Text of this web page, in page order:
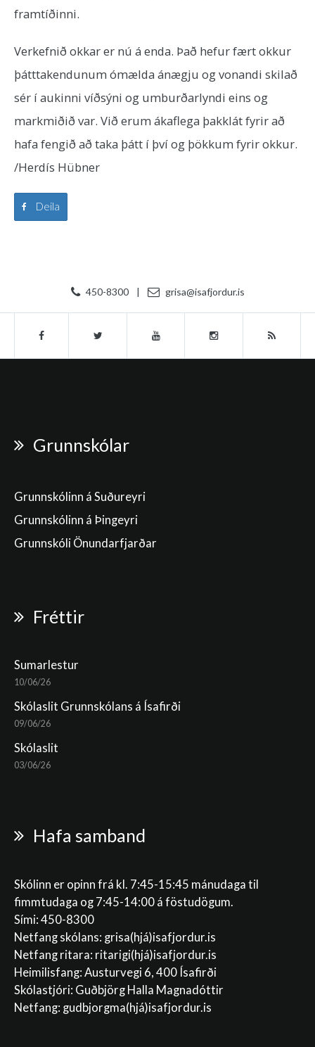
framtíðinni.
Verkefnið okkar er nú á enda. Það hefur fært okkur
þátttakendunum ómælda ánægju og vonandi skilað
sér í aukinni víðsýni og umburðarlyndi eins og
markmiðið var. Við erum ákaflega þakklát fyrir að
hafa fengið að taka þátt í því og þökkum fyrir okkur.
/Herdís Hübner
Deila
450-8300 | grisa@isafjordur.is
Grunnskólar
Grunnskólinn á Suðureyri
Grunnskólinn á Þingeyri
Grunnskóli Önundarfjarðar
Fréttir
Sumarlestur
10/06/26
Skólaslit Grunnskólans á Ísafirði
09/06/26
Skólaslit
03/06/26
Hafa samband
Skólinn er opinn frá kl. 7:45-15:45 mánudaga til
fimmtudaga og 7:45-14:00 á föstudögum.
Sími: 450-8300
Netfang skólans: grisa(hjá)isafjordur.is
Netfang ritara: ritarigi(hjá)isafjordur.is
Heimilisfang: Austurvegi 6, 400 Ísafirði
Skólastjóri: Guðbjörg Halla Magnadóttir
Netfang: gudbjorgma(hjá)isafjordur.is